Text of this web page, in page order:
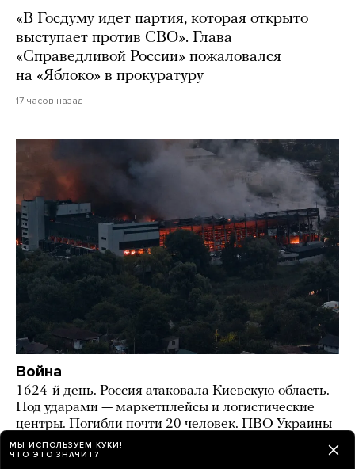
«В Госдуму идет партия, которая открыто
выступает против СВО». Глава
«Справедливой России» пожаловался
на «Яблоко» в прокуратуру
17 часов назад
Война
1624-й день. Россия атаковала Киевскую область.
Под ударами — маркетплейсы и логистические
центры. Погибли почти 20 человек. ПВО Украины
не смогла сбить ни одну ракету
МЫ ИСПОЛЬЗУЕМ КУКИ!
ЧТО ЭТО ЗНАЧИТ?